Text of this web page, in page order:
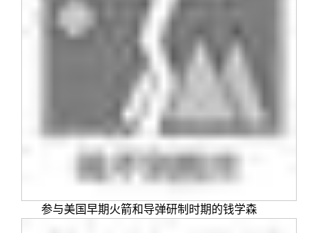
参与美国早期火箭和导弹研制时期的钱学森